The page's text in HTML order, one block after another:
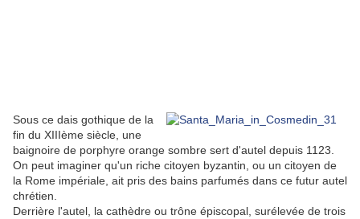
Sous ce dais gothique de la
fin du XIIIème siècle, une
baignoire de porphyre orange sombre sert d'autel depuis 1123.
On peut imaginer qu'un riche citoyen byzantin, ou un citoyen de
la Rome impériale, ait pris des bains parfumés dans ce futur autel
chrétien.
Derrière l'autel, la cathèdre ou trône épiscopal, surélevée de trois